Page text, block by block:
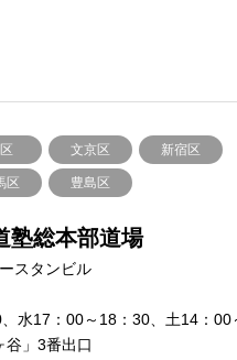
文京区 新宿区
区 豊島区
塾総本部道場
スタンビル
水17：00～18：30、土14：00
谷」3番出口